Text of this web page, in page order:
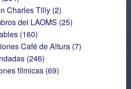
Charles Tilly (2)
del LAOMS (25)
(160)
Café de Altura (7)
(246)
fílmicas (69)